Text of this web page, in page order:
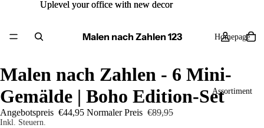
Uplevel your office with new decor
Uplevel your office with new decor
Malen nach Zahlen 123 Homepage
Assortiment
Malen nach Zahlen - 6 Mini-
Gemälde | Boho Edition-Set
Angebotspreis €44,95 Normaler Preis €89,95
Inkl. Steuern.